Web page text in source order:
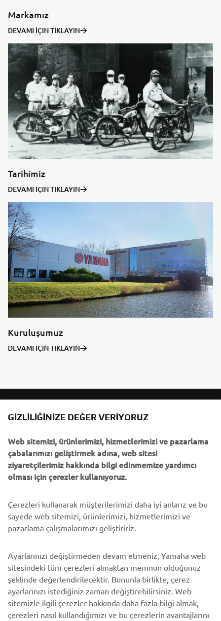
Markamız
DEVAMI İÇIN TIKLAYIN
Tarihimiz
DEVAMI İÇIN TIKLAYIN
Kuruluşumuz
DEVAMI İÇIN TIKLAYIN
KURUMSAL
B2B
DAHA FAZLA YAMAHA
DESTEK
En son fırsatları, özel etkinlikleri, yeni çıkan ürünleri ve daha
fazlasını ilk öğrenen siz olun
ABONE OL
GIZLILIĞINIZE DEĞER VERIYORUZ
Web sitemizi, ürünlerimizi, hizmetlerimizi ve pazarlama
çabalarımızı geliştirmek adına, web sitesi
ziyaretçilerimiz hakkında bilgi edinmemize yardımcı
olması için çerezler kullanıyoruz.
Çerezleri kullanarak müşterilerimizi daha iyi anlarız ve bu
sayede web sitemizi, ürünlerimizi, hizmetlerimizi ve
pazarlama çalışmalarımızı geliştiririz.
Ayarlarınızı değiştirmeden devam etmeniz, Yamaha web
sitesindeki tüm çerezleri almaktan memnun olduğunuz
şeklinde değerlendirilecektir. Bununla birlikte, çerez
ayarlarınızı istediğiniz zaman değiştirebilirsiniz. Web
sitemizle ilgili çerezler hakkında daha fazla bilgi almak,
çerezleri nasıl kullandığımızı ve bu çerezlerin avantajlarını